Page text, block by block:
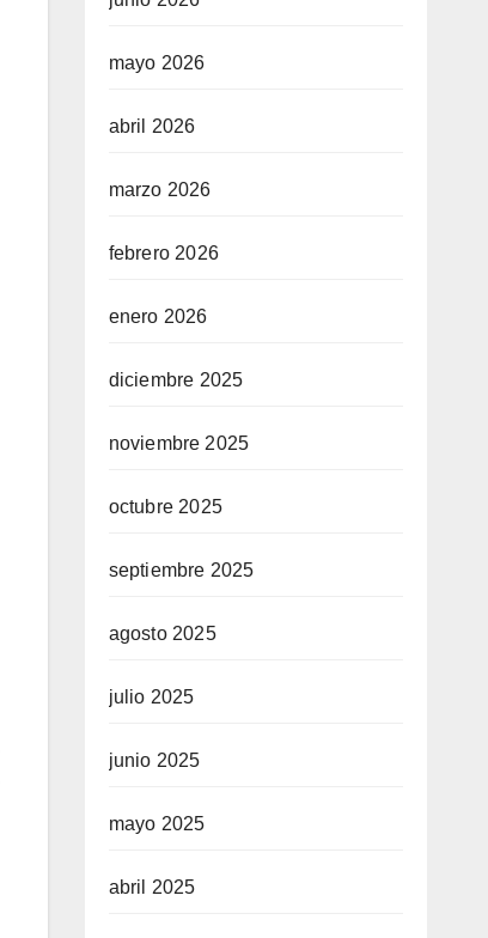
mayo 2026
abril 2026
marzo 2026
febrero 2026
enero 2026
diciembre 2025
noviembre 2025
octubre 2025
septiembre 2025
agosto 2025
julio 2025
junio 2025
mayo 2025
abril 2025